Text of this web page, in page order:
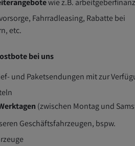
Fahrradleasing, Rabatte bei
etc.
bei uns
und Paketsendungen mit zur
(zwischen Montag und
Geschäftsfahrzeugen, bspw.